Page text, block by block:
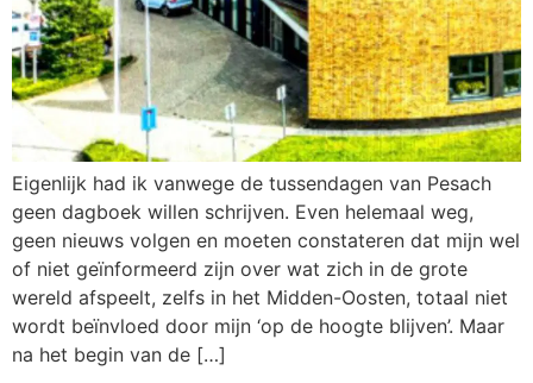
Eigenlijk had ik vanwege de tussendagen van Pesach
geen dagboek willen schrijven. Even helemaal weg,
geen nieuws volgen en moeten constateren dat mijn wel
of niet geïnformeerd zijn over wat zich in de grote
wereld afspeelt, zelfs in het Midden-Oosten, totaal niet
wordt beïnvloed door mijn ‘op de hoogte blijven’. Maar
na het begin van de […]